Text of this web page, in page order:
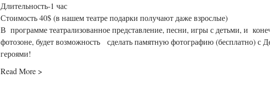
Длительность-1 час
Стоимость 40$ (в нашем театре подарки получают даже взрослые)
В  программе театрализованное представление, песни, игры с детьми, и
фотозоне, будет возможность   сделать памятную фотографию (бесплатно)
героями!
Read More >